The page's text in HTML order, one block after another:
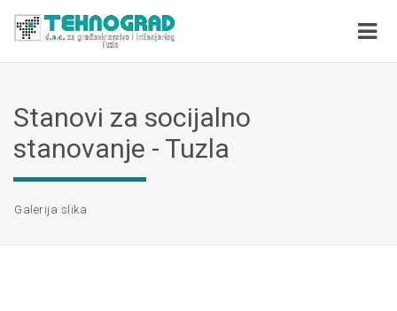
Stanovi za socijalno
stanovanje - Tuzla
Galerija slika